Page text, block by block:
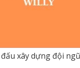
xây dựng đội